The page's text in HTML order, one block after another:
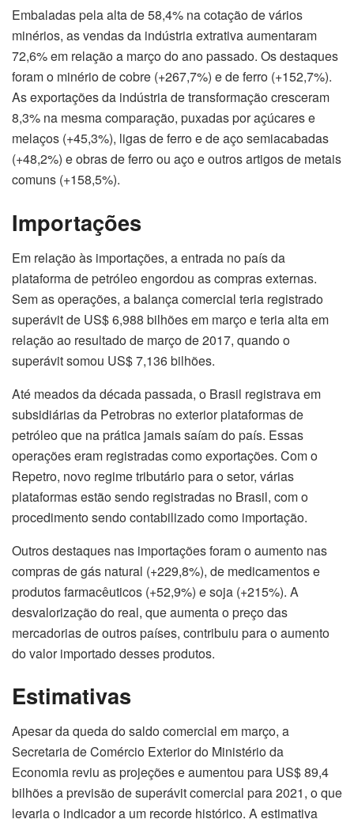
Embaladas pela alta de 58,4% na cotação de vários
minérios, as vendas da indústria extrativa aumentaram
72,6% em relação a março do ano passado. Os destaques
foram o minério de cobre (+267,7%) e de ferro (+152,7%).
As exportações da indústria de transformação cresceram
8,3% na mesma comparação, puxadas por açúcares e
melaços (+45,3%), ligas de ferro e de aço semiacabadas
(+48,2%) e obras de ferro ou aço e outros artigos de metais
comuns (+158,5%).
Importações
Em relação às importações, a entrada no país da
plataforma de petróleo engordou as compras externas.
Sem as operações, a balança comercial teria registrado
superávit de US$ 6,988 bilhões em março e teria alta em
relação ao resultado de março de 2017, quando o
superávit somou US$ 7,136 bilhões.
Até meados da década passada, o Brasil registrava em
subsidiárias da Petrobras no exterior plataformas de
petróleo que na prática jamais saíam do país. Essas
operações eram registradas como exportações. Com o
Repetro, novo regime tributário para o setor, várias
plataformas estão sendo registradas no Brasil, com o
procedimento sendo contabilizado como importação.
Outros destaques nas importações foram o aumento nas
compras de gás natural (+229,8%), de medicamentos e
produtos farmacêuticos (+52,9%) e soja (+215%). A
desvalorização do real, que aumenta o preço das
mercadorias de outros países, contribuiu para o aumento
do valor importado desses produtos.
Estimativas
Apesar da queda do saldo comercial em março, a
Secretaria de Comércio Exterior do Ministério da
Economia reviu as projeções e aumentou para US$ 89,4
bilhões a previsão de superávit comercial para 2021, o que
levaria o indicador a um recorde histórico. A estimativa